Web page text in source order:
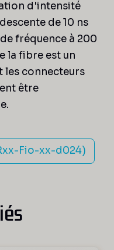
d'intensité
de 10 ns
fréquence à 200
la fibre est un
les connecteurs
être
Fio-xx-d024)